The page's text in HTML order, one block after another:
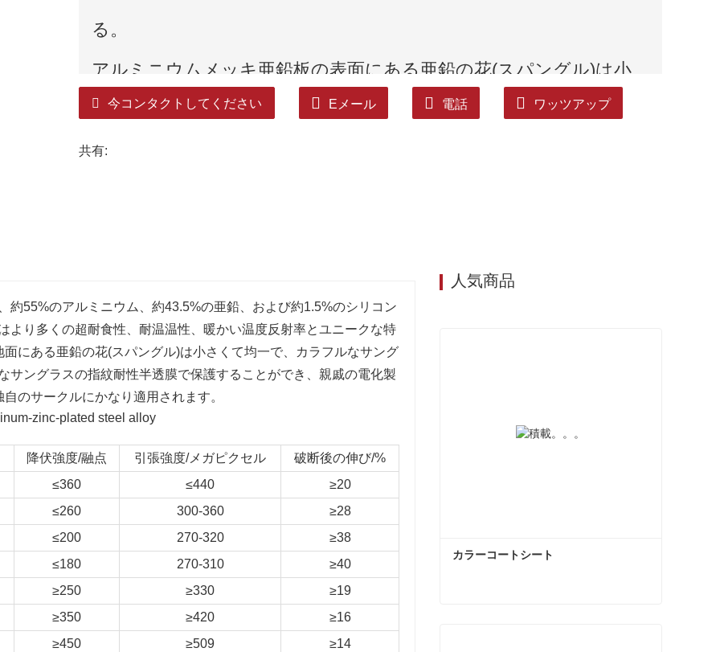
る。
アルミニウムメッキ亜鉛板の表面にある亜鉛の花(スパングル)は小
さくて均一で、明るい色と高い表面硬度を持っています。
今コンタクトしてください Eメール 電話 ワッツアップ
共有:
約55%のアルミニウム、約43.5%の亜鉛、および約1.5%のシリコン
より多くの超耐食性、耐温温性、暖かい温度反射率とユニークな特
にある亜鉛の花(スパングル)は小さくて均一で、カラフルなサング
サングラスの指紋耐性半透膜で保護することができ、親戚の電化製
のサークルにかなり適用されます。
降伏強度/融点 引張強度/メガピクセル
破断後の伸び/%
≤360
≤440
≥20
≤260
300-360
≥28
≤200
270-320
≥38
≤180
270-310
≥40
≥250
≥330
≥19
≥350
≥420
≥16
≥450
≥509
≥14
人気商品
カラーコートシート